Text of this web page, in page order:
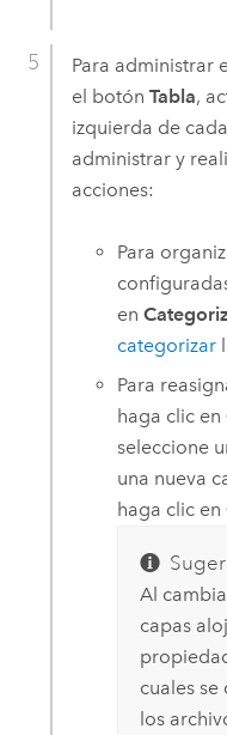
Para administrar
el botón Tabla,
izquierda de
administrar y
acciones:
Para
en
categorizar
Para
haga clic en
seleccione
una nueva
haga clic en
Al
capas
cuales se
los